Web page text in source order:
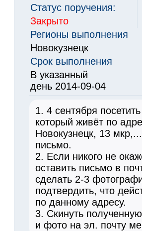
Статус поручения:
Закрыто
Регионы выполнения
Новокузнецк
Срок выполнения
В указанный
день 2014-09-04
1. 4 сентября
который живёт по
Новокузнецк, 13
письмо.
2. Если никого не
оставить письмо в
сделать 2-3
подтвердить, что
по данному адресу.
3. Скинуть
и фото на эл. почту